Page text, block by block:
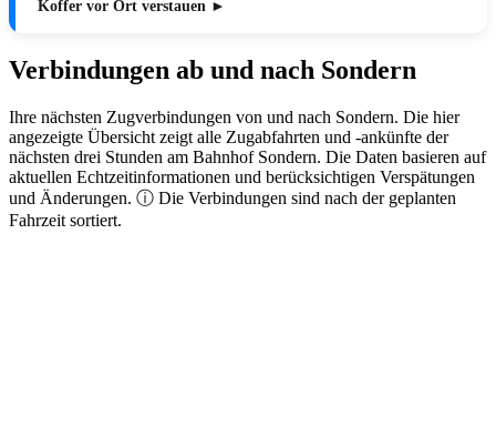
Koffer vor Ort verstauen ►
Verbindungen ab und nach Sondern
Ihre nächsten Zugverbindungen von und nach Sondern. Die hier
angezeigte Übersicht zeigt alle Zugabfahrten und -ankünfte der
nächsten drei Stunden am Bahnhof Sondern. Die Daten basieren auf
aktuellen Echtzeitinformationen und berücksichtigen Verspätungen
und Änderungen. ⓘ Die Verbindungen sind nach der geplanten
Fahrzeit sortiert.